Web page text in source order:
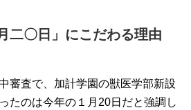
二〇日」にこだわる理由
査で、加計学園の獣医学部新設
たのは今年の１月20日だと強調し